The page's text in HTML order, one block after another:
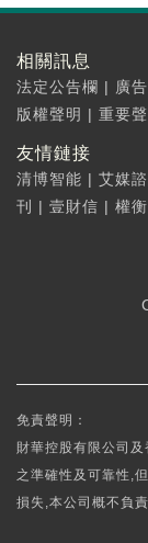
相關訊息
法定公告欄 | 廣
版權聲明 | 重要
友情鏈接
清博智能 | 艾媒
刊
| 壹財信 | 權
免責聲明：
財華控股有限公司
之準確性及可靠性,
損失,本公司概不負責